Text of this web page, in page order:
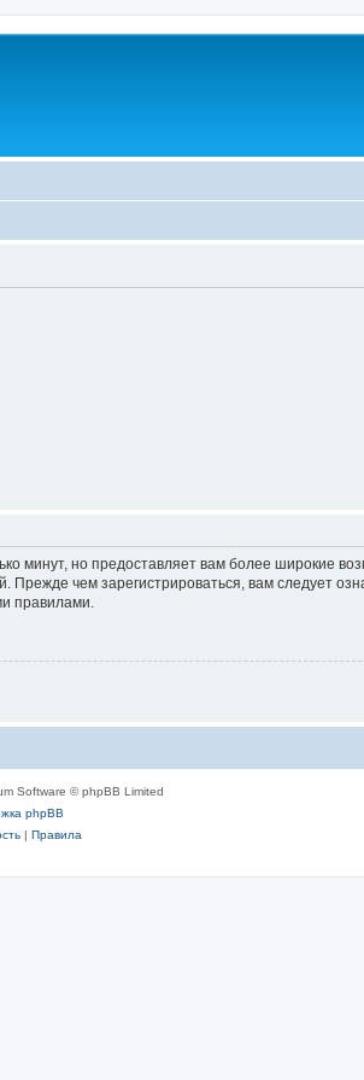
минут, но предоставляет вам более широкие
чем зарегистрироваться, вам следует
правилами.
Software © phpBB Limited
phpBB
| Правила